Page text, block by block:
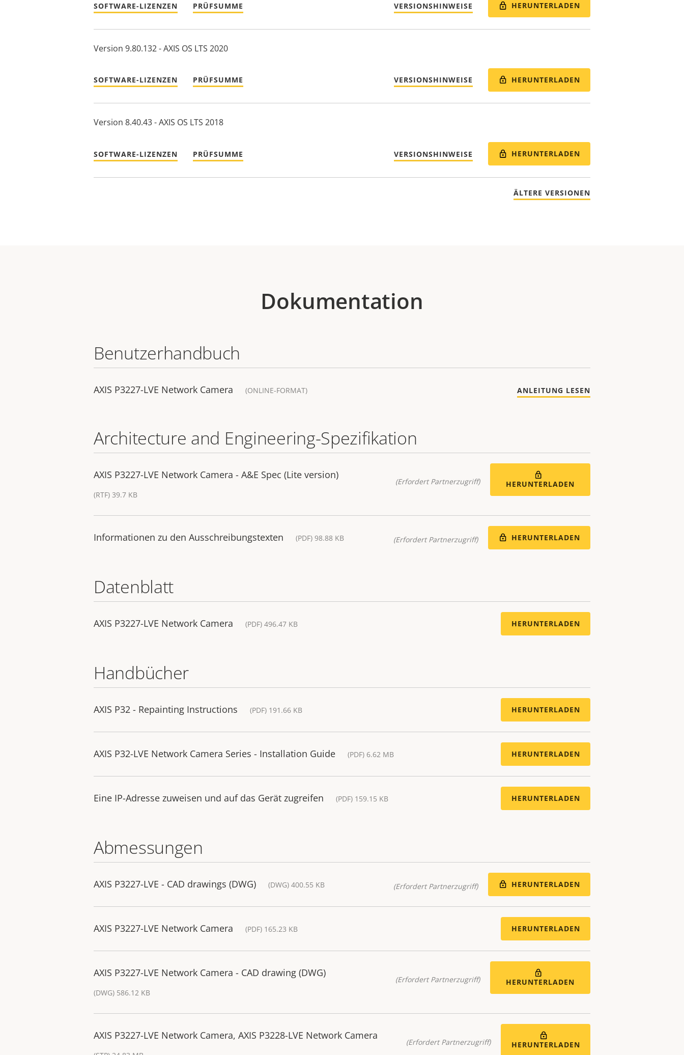
SOFTWARE-LIZENZEN PRÜFSUMME VERSIONSHINWEISE HERUNTERLADEN
Version 9.80.132 - AXIS OS LTS 2020
SOFTWARE-LIZENZEN PRÜFSUMME VERSIONSHINWEISE HERUNTERLADEN
Version 8.40.43 - AXIS OS LTS 2018
SOFTWARE-LIZENZEN PRÜFSUMME VERSIONSHINWEISE HERUNTERLADEN
ÄLTERE VERSIONEN
Dokumentation
Benutzerhandbuch
AXIS P3227-LVE Network Camera (ONLINE-FORMAT) ANLEITUNG LESEN
Architecture and Engineering-Spezifikation
AXIS P3227-LVE Network Camera - A&E Spec (Lite version)
(RTF) 39.7 KB
(Erfordert Partnerzugriff) HERUNTERLADEN
Informationen zu den Ausschreibungstexten (PDF) 98.88 KB (Erfordert Partnerzugriff) HERUNTERLADEN
Datenblatt
AXIS P3227-LVE Network Camera (PDF) 496.47 KB HERUNTERLADEN
Handbücher
AXIS P32 - Repainting Instructions (PDF) 191.66 KB HERUNTERLADEN
AXIS P32-LVE Network Camera Series - Installation Guide (PDF) 6.62 MB HERUNTERLADEN
Eine IP-Adresse zuweisen und auf das Gerät zugreifen (PDF) 159.15 KB HERUNTERLADEN
Abmessungen
AXIS P3227-LVE - CAD drawings (DWG) (DWG) 400.55 KB (Erfordert Partnerzugriff) HERUNTERLADEN
AXIS P3227-LVE Network Camera (PDF) 165.23 KB HERUNTERLADEN
AXIS P3227-LVE Network Camera - CAD drawing (DWG)
(DWG) 586.12 KB
(Erfordert Partnerzugriff) HERUNTERLADEN
AXIS P3227-LVE Network Camera, AXIS P3228-LVE Network Camera
(Erfordert Partnerzugriff) HERUNTERLADEN